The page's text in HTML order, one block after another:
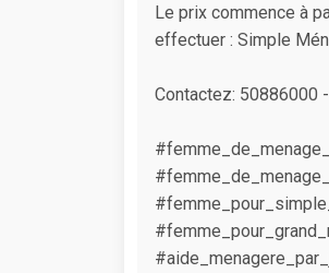
Le prix commence à
effectuer : Simple
Contactez: 50886000